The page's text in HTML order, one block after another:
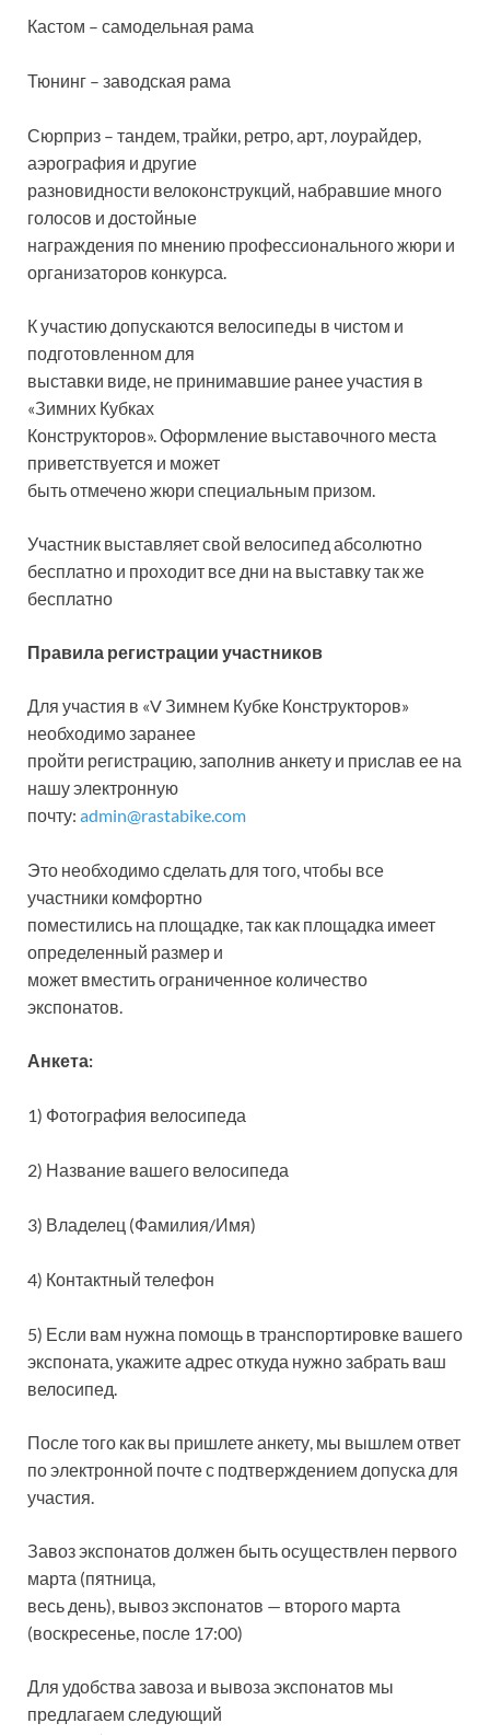
Кастом – самодельная рама
Тюнинг – заводская рама
Сюрприз – тандем, трайки, ретро, арт, лоурайдер,
аэрография и другие
разновидности велоконструкций, набравшие много
голосов и достойные
награждения по мнению профессионального жюри и
организаторов конкурса.
К участию допускаются велосипеды в чистом и
подготовленном для
выставки виде, не принимавшие ранее участия в
«Зимних Кубках
Конструкторов». Оформление выставочного места
приветствуется и может
быть отмечено жюри специальным призом.
Участник выставляет свой велосипед абсолютно
бесплатно и проходит все дни на выставку так же
бесплатно
Правила регистрации участников
Для участия в «V Зимнем Кубке Конструкторов»
необходимо заранее
пройти регистрацию, заполнив анкету и прислав ее на
нашу электронную
почту: admin@rastabike.com
Это необходимо сделать для того, чтобы все
участники комфортно
поместились на площадке, так как площадка имеет
определенный размер и
может вместить ограниченное количество
экспонатов.
Анкета:
1) Фотография велосипеда
2) Название вашего велосипеда
3) Владелец (Фамилия/Имя)
4) Контактный телефон
5) Если вам нужна помощь в транспортировке вашего
экспоната, укажите адрес откуда нужно забрать ваш
велосипед.
После того как вы пришлете анкету, мы вышлем ответ
по электронной почте с подтверждением допуска для
участия.
Завоз экспонатов должен быть осуществлен первого
марта (пятница,
весь день), вывоз экспонатов — второго марта
(воскресенье, после 17:00)
Для удобства завоза и вывоза экспонатов мы
предлагаем следующий